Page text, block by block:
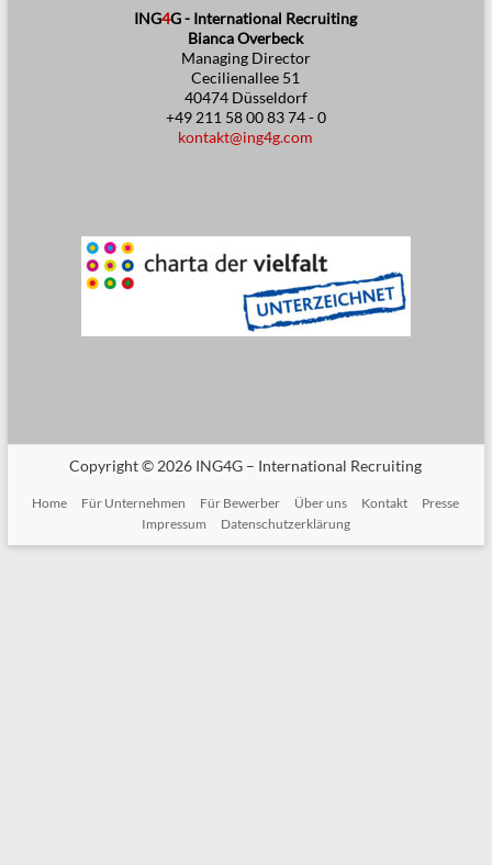
ING4G - International Recruiting
Bianca Overbeck
Managing Director
Cecilienallee 51
40474 Düsseldorf
+49 211 58 00 83 74 - 0
kontakt@ing4g.com
Copyright © 2026 ING4G – International Recruiting
Home Für Unternehmen Für Bewerber Über uns Kontakt
Presse
Impressum
Datenschutzerklärung